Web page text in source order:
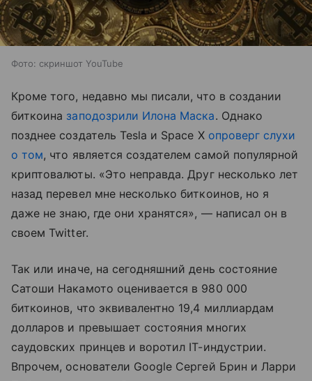
Фото: скриншот YouTube
Кроме того, недавно мы писали, что в создании
биткоина заподозрили Илона Маска. Однако
позднее создатель Tesla и Space X опроверг слухи
о том, что является создателем самой популярной
криптовалюты. «Это неправда. Друг несколько лет
назад перевел мне несколько биткоинов, но я
даже не знаю, где они хранятся», — написал он в
своем Twitter.
Так или иначе, на сегодняшний день состояние
Сатоши Накамото оценивается в 980 000
биткоинов, что эквивалентно 19,4 миллиардам
долларов и превышает состояния многих
саудовских принцев и воротил IT-индустрии.
Впрочем, основатели Google Сергей Брин и Ларри